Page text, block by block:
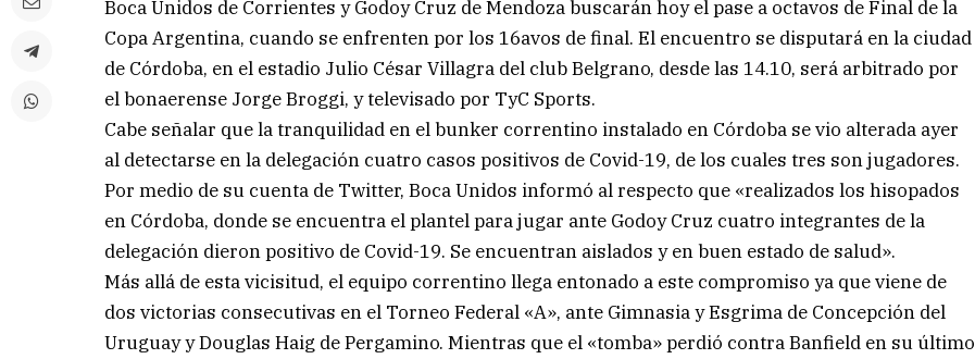
Boca Unidos de Corrientes y Godoy Cruz de Mendoza buscarán hoy el pase a octavos de Final de la
Copa Argentina, cuando se enfrenten por los 16avos de final. El encuentro se disputará en la ciudad
de Córdoba, en el estadio Julio César Villagra del club Belgrano, desde las 14.10, será arbitrado por
el bonaerense Jorge Broggi, y televisado por TyC Sports.
Cabe señalar que la tranquilidad en el bunker correntino instalado en Córdoba se vio alterada ayer
al detectarse en la delegación cuatro casos positivos de Covid-19, de los cuales tres son jugadores.
Por medio de su cuenta de Twitter, Boca Unidos informó al respecto que «realizados los hisopados
en Córdoba, donde se encuentra el plantel para jugar ante Godoy Cruz cuatro integrantes de la
delegación dieron positivo de Covid-19. Se encuentran aislados y en buen estado de salud».
Más allá de esta vicisitud, el equipo correntino llega entonado a este compromiso ya que viene de
dos victorias consecutivas en el Torneo Federal «A», ante Gimnasia y Esgrima de Concepción del
Uruguay y Douglas Haig de Pergamino. Mientras que el «tomba» perdió contra Banfield en su último